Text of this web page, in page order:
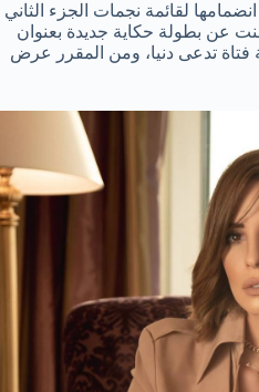
لقائمة نجمات الجزء الثاني
عن بطولة حكاية جديدة بعنوان
فتاة تدعى دنيا، ومن المقرر عرض